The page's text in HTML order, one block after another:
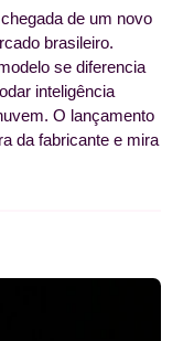
de um novo
brasileiro.
se diferencia
inteligência
O lançamento
da fabricante e mira